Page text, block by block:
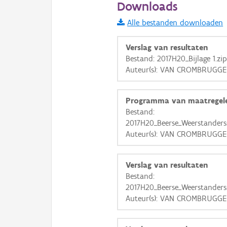
Informatie Vlaanderen
i
+ −
Basis Lagen
OSM-Basiskaart
Ortho
GRB-Basiskaart
GRB-Basiskaart in
Downloads
Alle bestanden downloaden
Verslag van resultaten
Bestand: 2017H20_Bijlage 1.zip
Auteur(s): VAN
Programma van
Bestand:
Auteur(s): VAN
Verslag van resultaten
Bestand:
Auteur(s): VAN